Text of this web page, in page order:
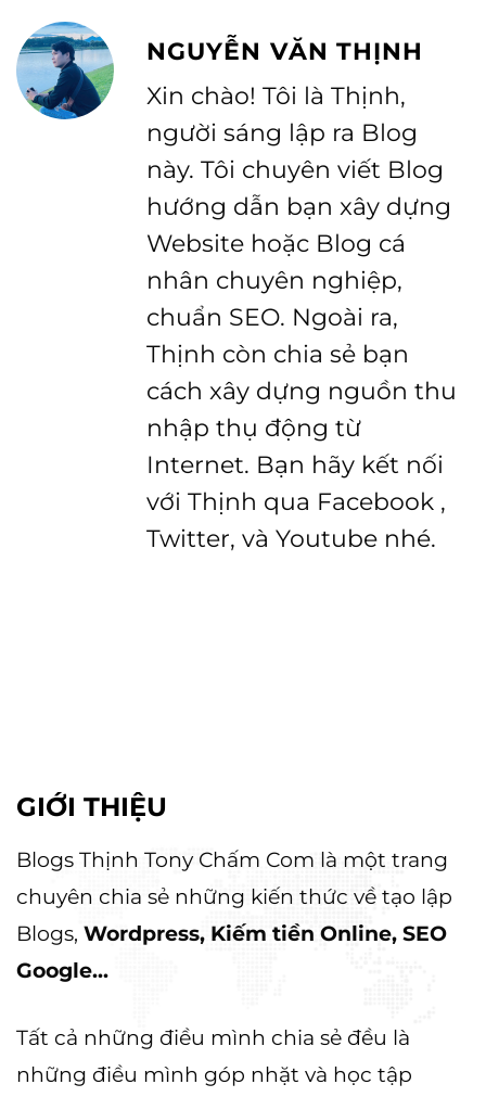
NGUYỄN VĂN THỊNH
Xin chào! Tôi là Thịnh,
người sáng lập ra Blog
này. Tôi chuyên viết Blog
hướng dẫn bạn xây dựng
Website hoặc Blog cá
nhân chuyên nghiệp,
chuẩn SEO. Ngoài ra,
Thịnh còn chia sẻ bạn
cách xây dựng nguồn thu
nhập thụ động từ
Internet. Bạn hãy kết nối
với Thịnh qua Facebook ,
Twitter, và Youtube nhé.
GIỚI THIỆU
Blogs Thịnh Tony Chấm Com là một trang
chuyên chia sẻ những kiến thức về tạo lập
Blogs, Wordpress, Kiếm tiền Online, SEO
Google...
Tất cả những điều mình chia sẻ đều là
những điều mình góp nhặt và học tập